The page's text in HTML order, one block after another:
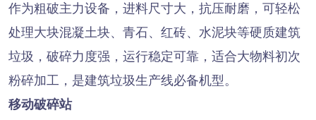
作为粗破主力设备，进料尺寸大，抗压耐磨，可轻松
处理大块混凝土块、青石、红砖、水泥块等硬质建筑
垃圾，破碎力度强，运行稳定可靠，适合大物料初次
粉碎加工，是建筑垃圾生产线必备机型。
移动破碎站